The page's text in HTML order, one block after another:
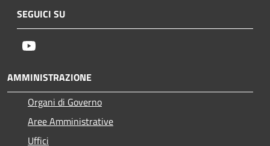
SEGUICI SU
AMMINISTRAZIONE
Organi di Governo
Aree Amministrative
Uffici